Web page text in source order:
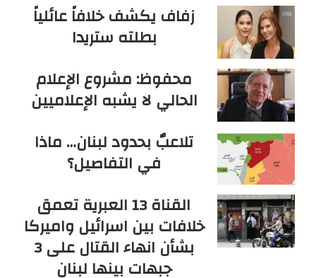
زفاف يكشف خلافاً عائلياً
بطلته ستريدا
محفوظ: مشروع الإعلام
الحالي لا يشبه الإعلاميين
تلاعبٌ بحدود لبنان… ماذا
في التفاصيل؟
القناة 13 العبرية تعمق
خلافات بين اسرائيل واميركا
بشأن انهاء القتال على 3
جبهات بينها لبنان